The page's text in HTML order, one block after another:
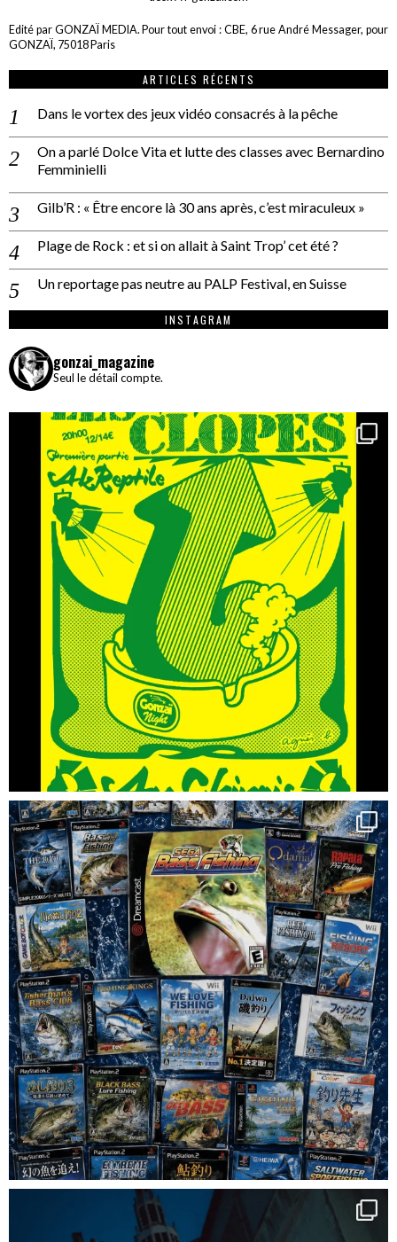
Edité par GONZAÏ MEDIA. Pour tout envoi : CBE, 6 rue André Messager, pour
GONZAÏ, 75018 Paris
ARTICLES RÉCENTS
Dans le vortex des jeux vidéo consacrés à la pêche
On a parlé Dolce Vita et lutte des classes avec Bernardino
Femminielli
Gilb’R : « Être encore là 30 ans après, c’est miraculeux »
Plage de Rock : et si on allait à Saint Trop’ cet été ?
Un reportage pas neutre au PALP Festival, en Suisse
INSTAGRAM
gonzai_magazine
Seul le détail compte.